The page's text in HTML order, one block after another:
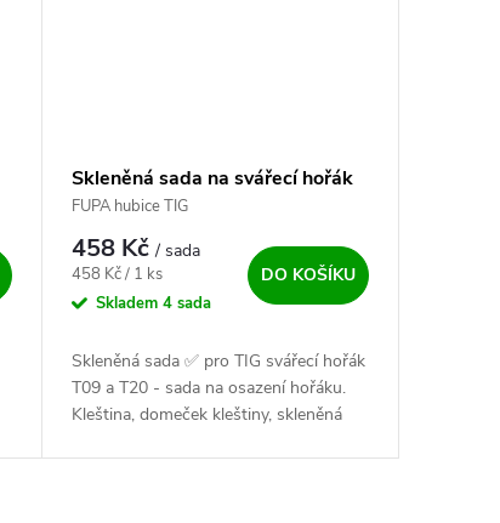
Skleněná sada na svářecí hořák
T09 a T20 - sada o 1,6 mm
FUPA hubice TIG
458 Kč/ sada
Měrná cena:
458 Kč / 1 ks
Skladem 4 sada
DO KOŠÍKU
Skleněná sada ✅ pro TIG svářecí hořák
T09 a T20 - sada na osazení hořáku.
Kleština, domeček kleštiny, skleněná